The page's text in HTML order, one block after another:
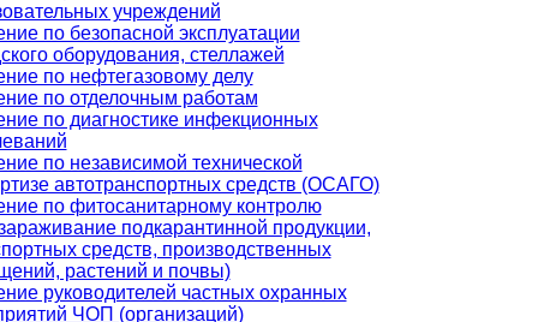
учреждений
по безопасной эксплуатации
оборудования, стеллажей
по нефтегазовому делу
по отделочным работам
по диагностике инфекционных
по независимой технической
автотранспортных средств (ОСАГО)
по фитосанитарному контролю
подкарантинной продукции,
средств, производственных
растений и почвы)
руководителей частных охранных
ЧОП (организаций)